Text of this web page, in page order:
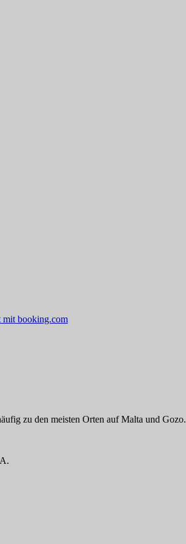
mit booking.com
zu den meisten Orten auf Malta und Gozo.